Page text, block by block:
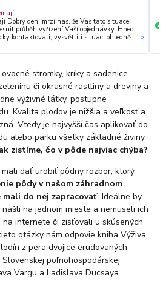
průběh vyřízení Vaší objednávky. Hned
kontaktovali, vysvětlili situaci ohledně
dispozici ani u něj, museli jsme objednávku
jednání. O to více nás mrzí, že i přes naši
a maximální snahu náš obchod
OZY.market
»
+
stromky, kríky a sadenice
či okrasné rastliny a dreviny a
výživné látky, postupne
Kvalita plodov je nižšia a veľkosť a
Vtedy je najvyšší čas aplikovať do
alebo parku všetky základné živiny
zistíme, čo v pôde najviac chýba?
dať urobiť pôdny rozbor, ktorý
pôdy v našom záhradnom
mali do nej zapracovať. Ideálne by
na jednom mieste a nemuseli ich
internete či zisťovali u skúsených
otázky nám odpovie kniha Výživa
z pera dvojice erudovaných
poľnohospodárskej
Vargu a Ladislava Ducsaya.